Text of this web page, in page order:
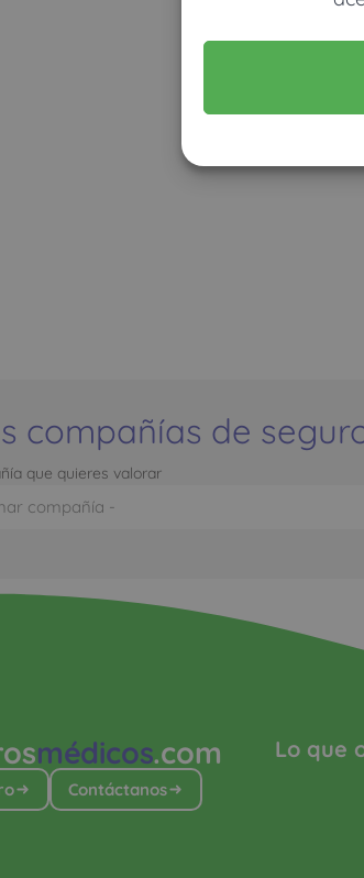
compañías de
que quieres valorar
médicos.com
Contáctanos
Lo que